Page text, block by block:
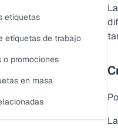
etiquetas
etiquetas de trabajo
o promociones
en masa